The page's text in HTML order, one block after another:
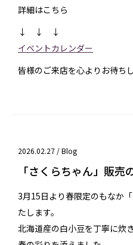
詳細はこちら
↓ ↓ ↓
イベントカレンダー
皆様のご来店を心よりお待ち
2026.02.27 /Blog
「さくらちゃん」販売
3月15日より春限定のもなか「
たします。
北海道産の白小豆を丁寧に炊